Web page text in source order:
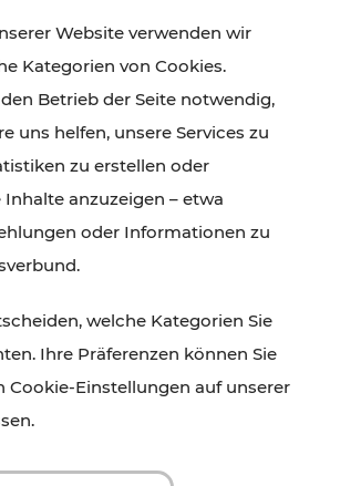
Überblick.
Website verwenden wir
Kategorien von Cookies.
Betrieb der Seite notwendig,
uns helfen, unsere Services zu
zu erstellen oder
anzuzeigen – etwa
oder Informationen zu
welche Kategorien Sie
Ihre Präferenzen können Sie
Cookie-Einstellungen auf unserer